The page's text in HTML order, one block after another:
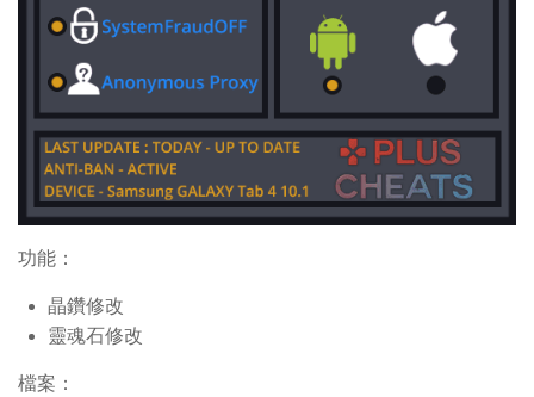
功能：
晶鑽修改
靈魂石修改
檔案：